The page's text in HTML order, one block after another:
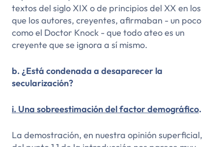
textos del siglo XIX o de principios del XX en los
que los autores, creyentes, afirmaban - un poco
como el Doctor Knock - que todo ateo es un
creyente que se ignora a sí mismo.
b. ¿Está condenada a desaparecer la
secularización?
i. Una sobreestimación del factor demográfico.
La demostración, en nuestra opinión superficial,